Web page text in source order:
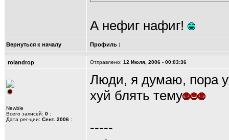
А нефиг нафиг!
Вернуться к началу Профиль :
rolandrop Отправлено: 12 Июля, 2006 - 00:03:36
Newbie
Всего записей: 0 :
Дата рег-ции: Сент. 2006 :
Люди, я думаю, пора
хуй блять тему
-----